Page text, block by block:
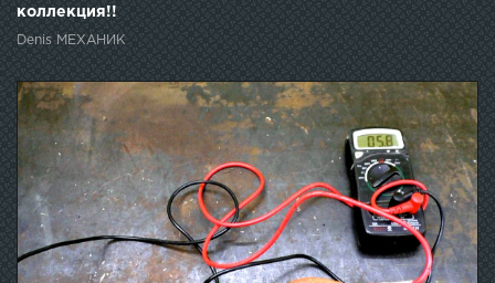
коллекция!!
Denis МЕХАНИК